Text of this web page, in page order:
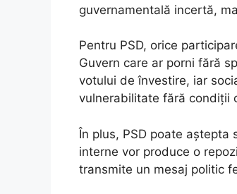
guvernamentală incertă,
Pentru PSD, orice
Guvern care ar porni fără
votului de învestire, iar
vulnerabilitate fără condiții
În plus, PSD poate aștepta
interne vor produce o
transmite un mesaj politic